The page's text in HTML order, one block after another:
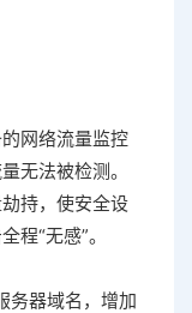
网络流量监控
无法被检测。
持，使安全设
程“无感”‌。
务器域名，增加